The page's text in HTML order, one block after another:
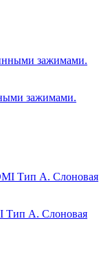
зажимами.
Тип А. Слоновая